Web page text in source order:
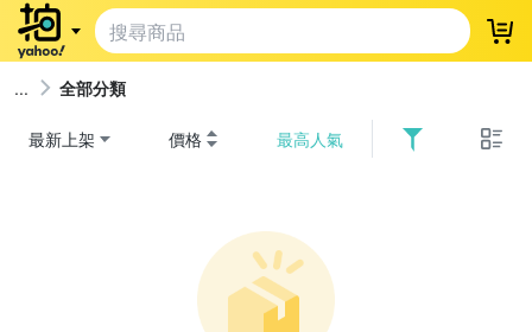
登
全部分類
最新上架 價格 最高人氣